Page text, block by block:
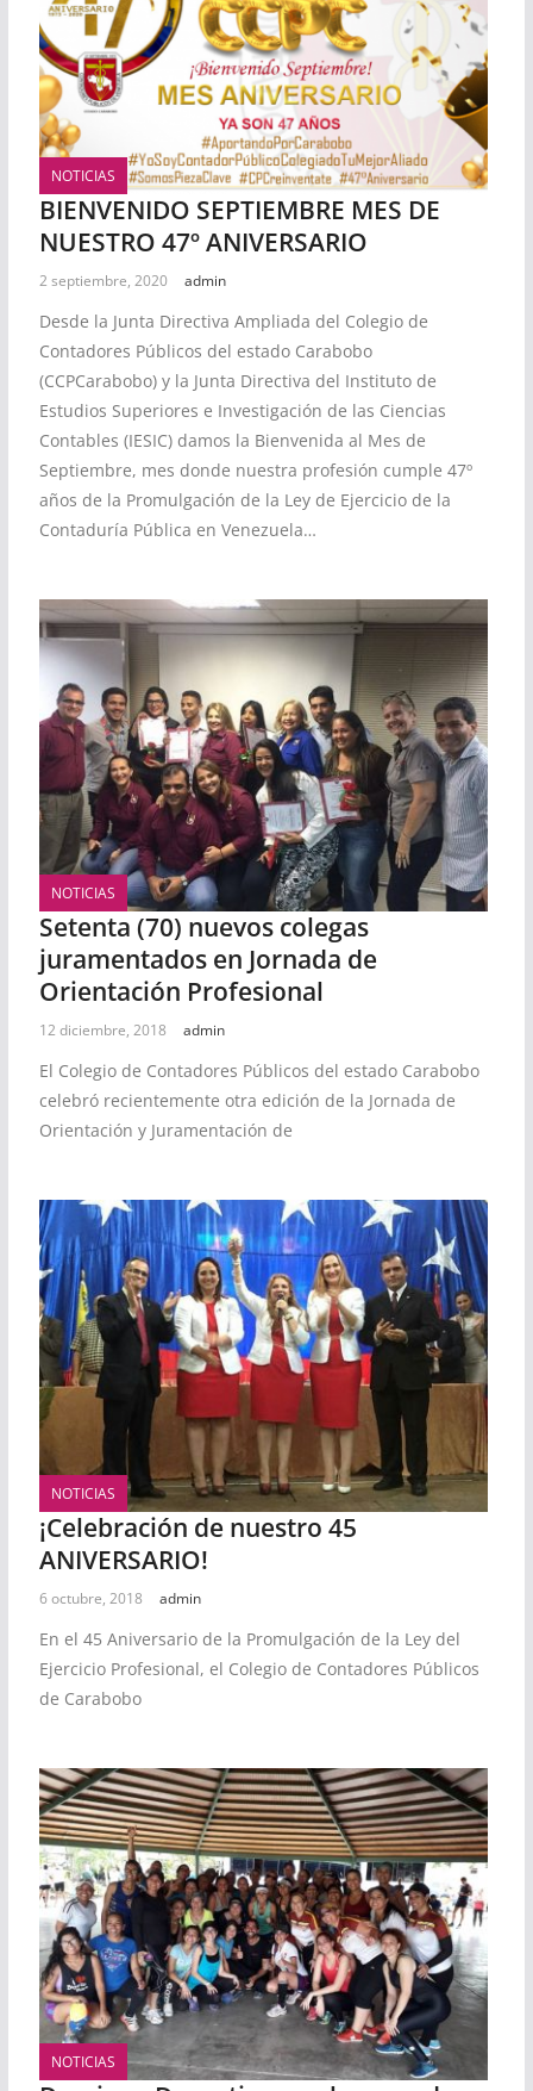
NOTICIAS
BIENVENIDO SEPTIEMBRE MES DE
NUESTRO 47º ANIVERSARIO
2 septiembre, 2020 admin
Desde la Junta Directiva Ampliada del Colegio de
Contadores Públicos del estado Carabobo
(CCPCarabobo) y la Junta Directiva del Instituto de
Estudios Superiores e Investigación de las Ciencias
Contables (IESIC) damos la Bienvenida al Mes de
Septiembre, mes donde nuestra profesión cumple 47º
años de la Promulgación de la Ley de Ejercicio de la
Contaduría Pública en Venezuela…
NOTICIAS
Setenta (70) nuevos colegas
juramentados en Jornada de
Orientación Profesional
12 diciembre, 2018 admin
El Colegio de Contadores Públicos del estado Carabobo
celebró recientemente otra edición de la Jornada de
Orientación y Juramentación de
NOTICIAS
¡Celebración de nuestro 45
ANIVERSARIO!
6 octubre, 2018 admin
En el 45 Aniversario de la Promulgación de la Ley del
Ejercicio Profesional, el Colegio de Contadores Públicos
de Carabobo
NOTICIAS